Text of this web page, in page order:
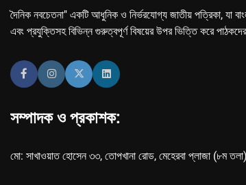
দৈনিক নবচেতনা" একটি আধুনিক ও নির্ভরযোগ্য জাতীয় পত্রিকা, যা
এবং প্রযুক্তিসহ বিভিন্ন গুরুত্বপূর্ণ বিষয়ের উপর ভিত্তি করে
সম্পাদক ও প্রকাশক:
মো: সাখাওয়াত হোসেন ৩৩, তোপখানা রোড, মেহেরবা প্লাজা (৮ম